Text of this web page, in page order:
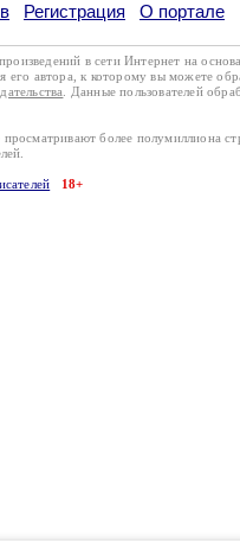
Регистрация О портале
в сети Интернет на
его автора, к которому вы можете
. Данные пользователей
более полумиллиона
18+